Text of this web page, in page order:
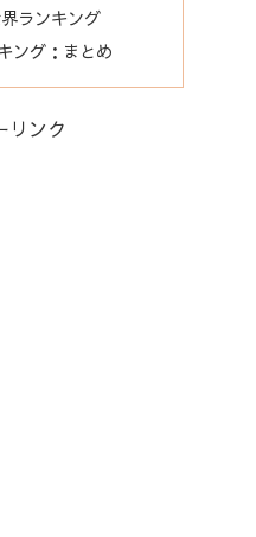
ランキング
ング：まとめ
リンク